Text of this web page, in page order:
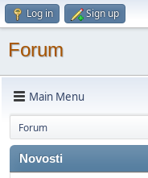
Log in Sign up
Forum
Main Menu
Forum
Novosti